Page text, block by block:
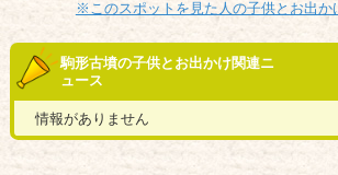
※このスポットを見た人の子供とお出
駒形古墳の子供とお出かけ関連ニ
ュース
情報がありません